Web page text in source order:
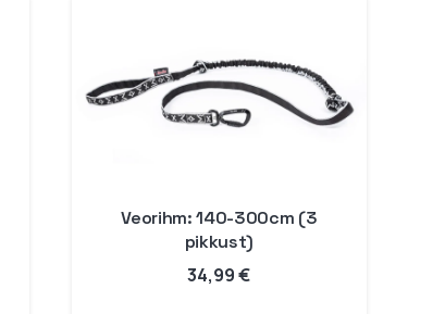
Veorihm: 140-300cm (3
pikkust)
34,99€